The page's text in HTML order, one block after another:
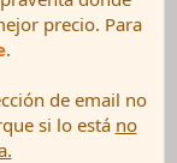
precio. Para
.
de email no
si lo está no